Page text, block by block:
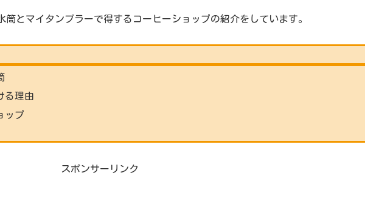
とマイタンブラーで得するコーヒーショップの紹介をしています。
る理由
ップ
スポンサーリンク